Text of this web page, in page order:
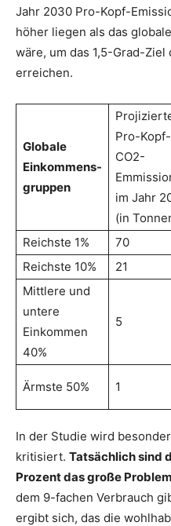
Jahr 2030 Pro-Kopf-
höher liegen als das
wäre, um das 1,5-Grad-
erreichen.
Globale
Einkommens-
gruppen
Pro-Kopf-
CO2-
im Jahr
(in
Reichste 1%
70
Reichste 10%
21
Mittlere und
untere
Einkommen
40%
5
Ärmste 50% 1
In der Studie wird
kritisiert. Tatsächlich sind
Prozent das große Problem
dem 9-fachen Verbrauch
ergibt sich, das die